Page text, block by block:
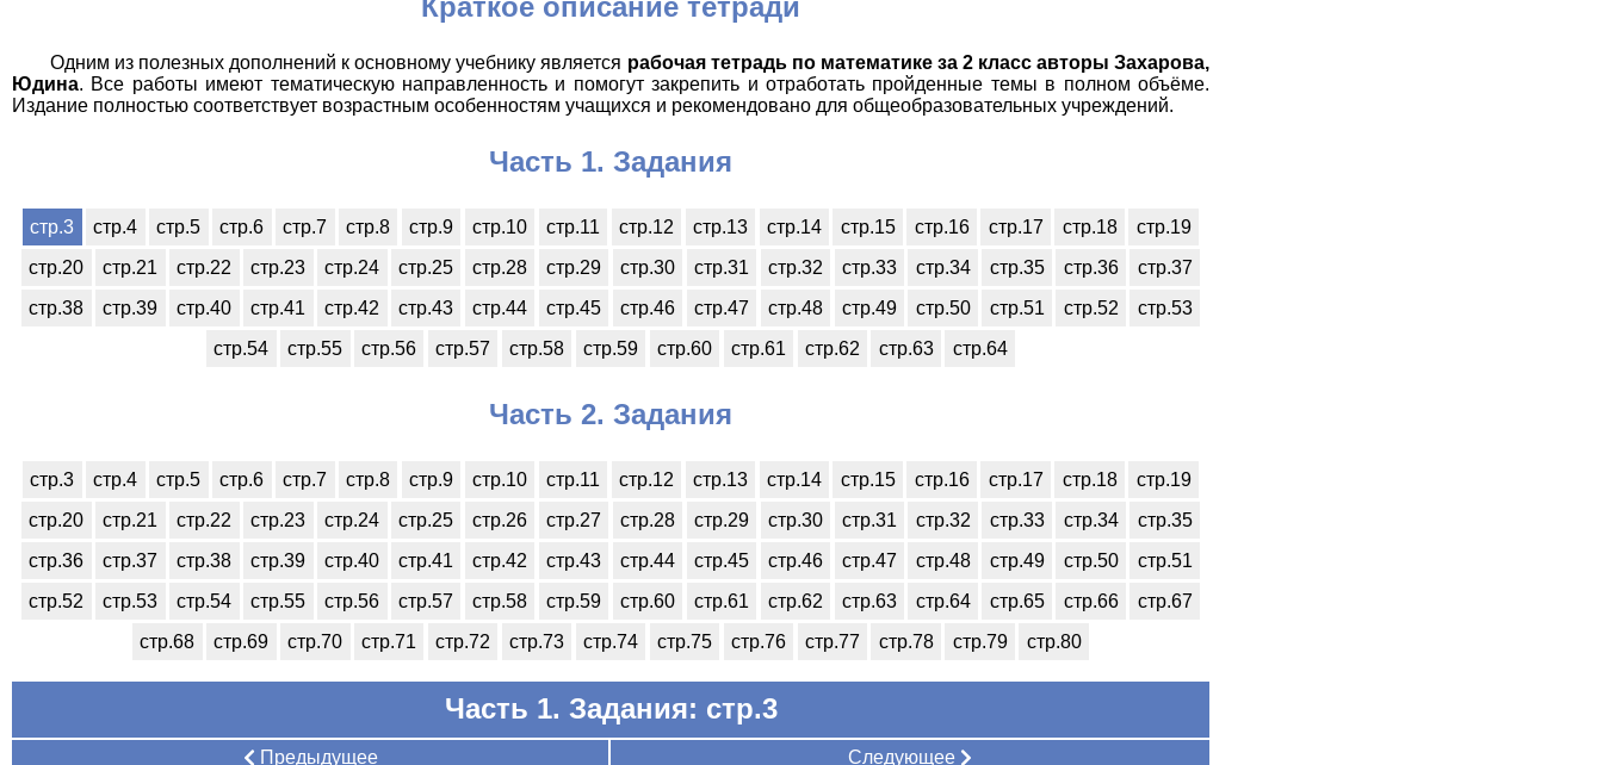
Одним из полезных дополнений к основному учебнику является рабочая тетрадь по математике за 2 класс авторы Захарова,
Юдина. Все работы имеют тематическую направленность и помогут закрепить и отработать пройденные темы в полном объёме.
Издание полностью соответствует возрастным особенностям учащихся и рекомендовано для общеобразовательных учреждений.
Часть 1. Задания
стр.3 стр.4 стр.5 стр.6 стр.7 стр.8 стр.9 стр.10 стр.11 стр.12 стр.13 стр.14 стр.15 стр.16 стр.17 стр.18
стр.19
стр.20
стр.21 стр.22 стр.23 стр.24 стр.25 стр.28 стр.29 стр.30 стр.31 стр.32 стр.33 стр.34 стр.35 стр.36
стр.37
стр.38
стр.39 стр.40 стр.41 стр.42 стр.43 стр.44 стр.45 стр.46 стр.47 стр.48 стр.49 стр.50 стр.51 стр.52
стр.53
стр.54
стр.55 стр.56 стр.57 стр.58 стр.59 стр.60 стр.61 стр.62 стр.63 стр.64
Часть 2. Задания
стр.3 стр.4 стр.5 стр.6 стр.7 стр.8 стр.9 стр.10 стр.11 стр.12 стр.13 стр.14 стр.15 стр.16 стр.17 стр.18
стр.19
стр.20
стр.21 стр.22 стр.23 стр.24 стр.25 стр.26 стр.27 стр.28 стр.29 стр.30 стр.31 стр.32 стр.33 стр.34
стр.35
стр.36
стр.37 стр.38 стр.39 стр.40 стр.41 стр.42 стр.43 стр.44 стр.45 стр.46 стр.47 стр.48 стр.49 стр.50
стр.51
стр.52
стр.53 стр.54 стр.55 стр.56 стр.57 стр.58 стр.59 стр.60 стр.61 стр.62 стр.63 стр.64 стр.65 стр.66
стр.67
стр.68
стр.69 стр.70 стр.71 стр.72 стр.73 стр.74 стр.75 стр.76 стр.77 стр.78 стр.79 стр.80
Часть 1. Задания: стр.3
Предыдущее Следующее